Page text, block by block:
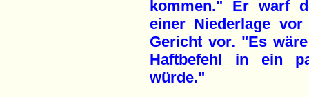
kommen." Er warf
einer Niederlage
Gericht vor. "Es
Haftbefehl in ein
würde."